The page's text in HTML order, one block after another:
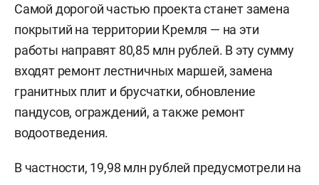
Самой дорогой частью проекта станет замена
покрытий на территории Кремля — на эти
работы направят 80,85 млн рублей. В эту сумму
входят ремонт лестничных маршей, замена
гранитных плит и брусчатки, обновление
пандусов, ограждений, а также ремонт
водоотведения.
В частности, 19,98 млн рублей предусмотрели на